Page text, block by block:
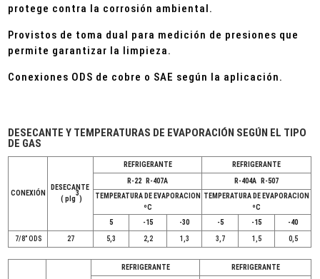
protege contra la corrosión ambiental.
Provistos de toma dual para medición de presiones que
permite garantizar la limpieza.
Conexiones ODS de cobre o SAE según la aplicación.
DESECANTE Y TEMPERATURAS DE EVAPORACIÓN SEGÚN EL TIPO
DE GAS
CONEXIÓN
DESECANTE
( plg
3
)
REFRIGERANTE REFRIGERANTE
R-22 R-407A
R-404A R-507
TEMPERATURA DE EVAPORACION
ºC
TEMPERATURA DE EVAPORACION
ºC
5
-15 -30 -5 -15 -40
7/8” ODS 27 5,3 2,2 1,3 3,7 1,5 0,5
REFRIGERANTE REFRIGERANTE